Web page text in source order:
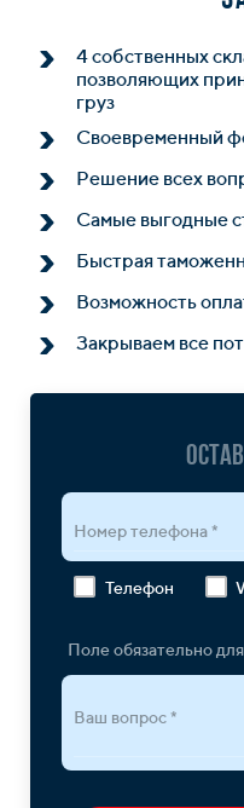
4 собственных
позволяющих
груз
Своевременный
Решение всех
Самые выгодные
Быстрая
Возможность
Закрываем все
Номер телефона *
Телефон
Поле обязательно
Ваш вопрос *